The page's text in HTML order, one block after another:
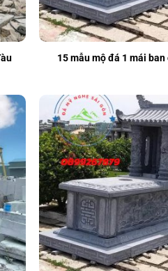
15 mẫu mộ đá 1 mái ban